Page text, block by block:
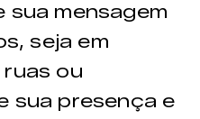
sua mensagem
seja em
ou
sua presença e